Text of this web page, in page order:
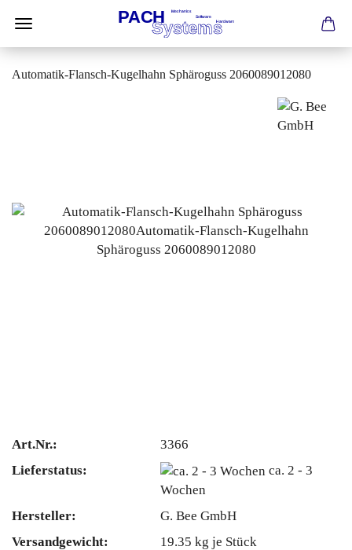
Automatik-Flansch-Kugelhahn Sphäroguss 2060089012080
Art.Nr.:
3366
Lieferstatus:
ca. 2 - 3
Wochen
Hersteller:
G. Bee GmbH
Versandgewicht:
19.35 kg je Stück